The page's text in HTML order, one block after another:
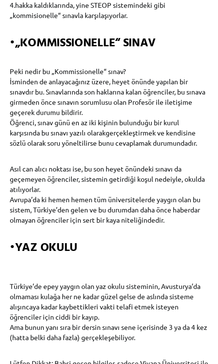
4.hakka kaldıklarında, yine STEOP sistemindeki gibi
„kommisionelle“ sınavla karşılaşıyorlar.
•„KOMMISSIONELLE“ SINAV
Peki nedir bu „Kommissionelle“ sınav?
İsminden de anlayacağınız üzere, heyet önünde yapılan bir
sınavdır bu. Sınavlarında son haklarına kalan öğrenciler, bu sınava
girmeden önce sınavın sorumlusu olan Profesör ile iletişime
geçerek durumu bildirir.
Öğrenci, sınav günü en az iki kişinin bulunduğu bir kurul
karşısında bu sınavı yazılı olarakgerçekleştirmek ve kendisine
sözlü olarak soru yöneltilirse bunu cevaplamak durumundadır.
Asıl can alıcı noktası ise, bu son heyet önündeki sınavı da
geçemeyen öğrenciler, sistemin getirdiği koşul nedeiyle, okulda
atılıyorlar.
Avrupa’da ki hemen hemen tüm üniversitelerde yaygın olan bu
sistem, Türkiye’den gelen ve bu durumdan daha önce haberdar
olmayan öğrenciler için sert bir kaya niteliğindedir.
•YAZ OKULU
Türkiye’de epey yaygın olan yaz okulu sisteminin, Avusturya’da
olmaması kulağa her ne kadar güzel gelse de aslında sisteme
alışıncaya kadar kaybettikleri vakti telafi etmek isteyen
öğrenciler için ciddi bir kayıp.
Ama bunun yanı sıra bir dersin sınavı sene içerisinde 3 ya da 4 kez
(hatta belki daha fazla) gerçekleşebiliyor.